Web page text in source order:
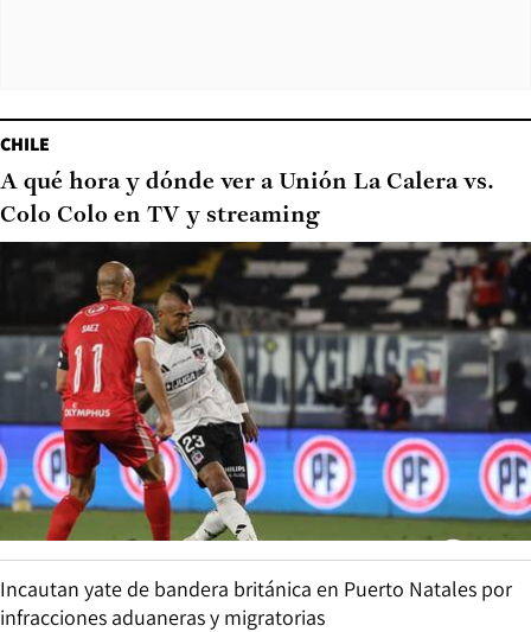
CHILE
A qué hora y dónde ver a Unión La Calera vs.
Colo Colo en TV y streaming
Incautan yate de bandera británica en Puerto Natales por
infracciones aduaneras y migratorias